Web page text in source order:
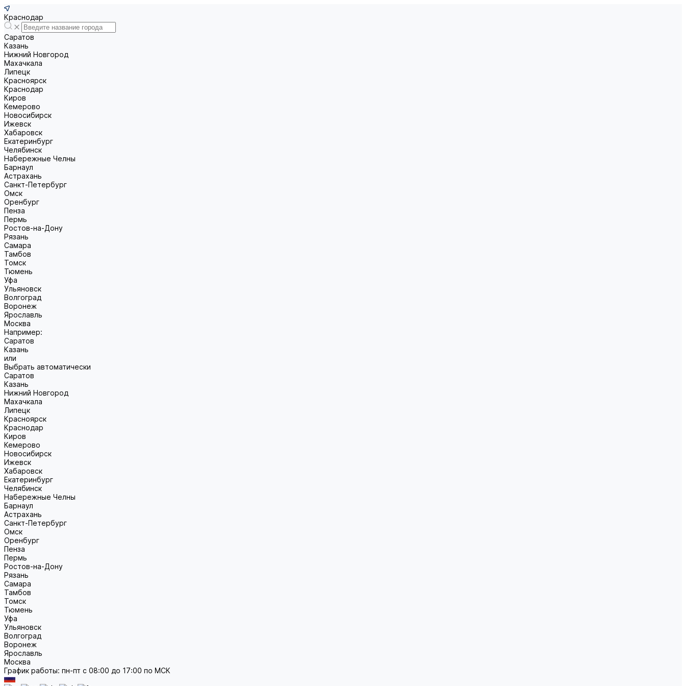
Краснодар
Саратов
Казань
Нижний Новгород
Махачкала
Липецк
Красноярск
Краснодар
Киров
Кемерово
Новосибирск
Ижевск
Хабаровск
Екатеринбург
Челябинск
Набережные Челны
Барнаул
Астрахань
Санкт-Петербург
Омск
Оренбург
Пенза
Пермь
Ростов-на-Дону
Рязань
Самара
Тамбов
Томск
Тюмень
Уфа
Ульяновск
Волгоград
Воронеж
Ярославль
Москва
Например:
Саратов
Казань
или
Выбрать автоматически
Саратов
Казань
Нижний Новгород
Махачкала
Липецк
Красноярск
Краснодар
Киров
Кемерово
Новосибирск
Ижевск
Хабаровск
Екатеринбург
Челябинск
Набережные Челны
Барнаул
Астрахань
Санкт-Петербург
Омск
Оренбург
Пенза
Пермь
Ростов-на-Дону
Рязань
Самара
Тамбов
Томск
Тюмень
Уфа
Ульяновск
Волгоград
Воронеж
Ярославль
Москва
График работы: пн-пт с 08:00 до 17:00 по МСК